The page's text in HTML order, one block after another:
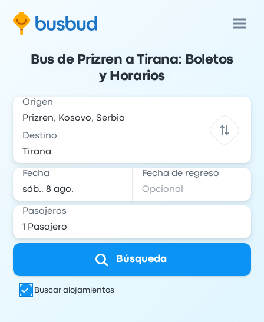
Bus de Prizren a Tirana: Boletos
y Horarios
Origen
Destino
Fecha Fecha de regreso
Pasajeros
Búsqueda
Buscar alojamientos